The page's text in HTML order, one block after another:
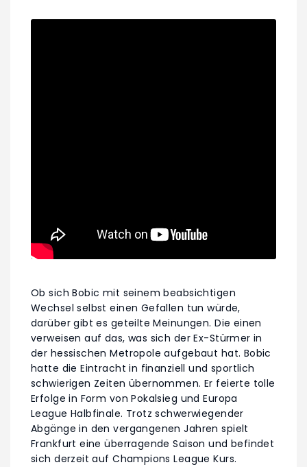
Ob sich Bobic mit seinem beabsichtigen
Wechsel selbst einen Gefallen tun würde,
darüber gibt es geteilte Meinungen. Die einen
verweisen auf das, was sich der Ex-Stürmer in
der hessischen Metropole aufgebaut hat. Bobic
hatte die Eintracht in finanziell und sportlich
schwierigen Zeiten übernommen. Er feierte tolle
Erfolge in Form von Pokalsieg und Europa
League Halbfinale. Trotz schwerwiegender
Abgänge in den vergangenen Jahren spielt
Frankfurt eine überragende Saison und befindet
sich derzeit auf Champions League Kurs.